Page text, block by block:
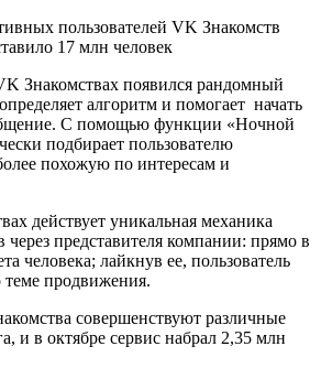
Знакомствах появился рандомный
алгоритм и помогает начать
С помощью функции «Ночной
подбирает пользователю
похожую по интересам и
действует уникальная механика
представителя компании: прямо в
человека; лайкнув ее, пользователь
теме продвижения.
совершенствуют различные
и в октябре сервис набрал 2,35 млн